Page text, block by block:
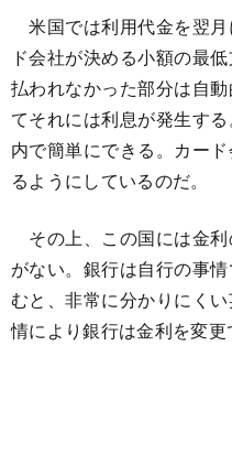
米国では利用代金を翌
ド会社が決める小額の最
払われなかった部分は自
てそれには利息が発生す
内で簡単にできる。カー
るようにしているのだ。
その上、この国には金利
がない。銀行は自行の事
むと、非常に分かりにく
情により銀行は金利を変更